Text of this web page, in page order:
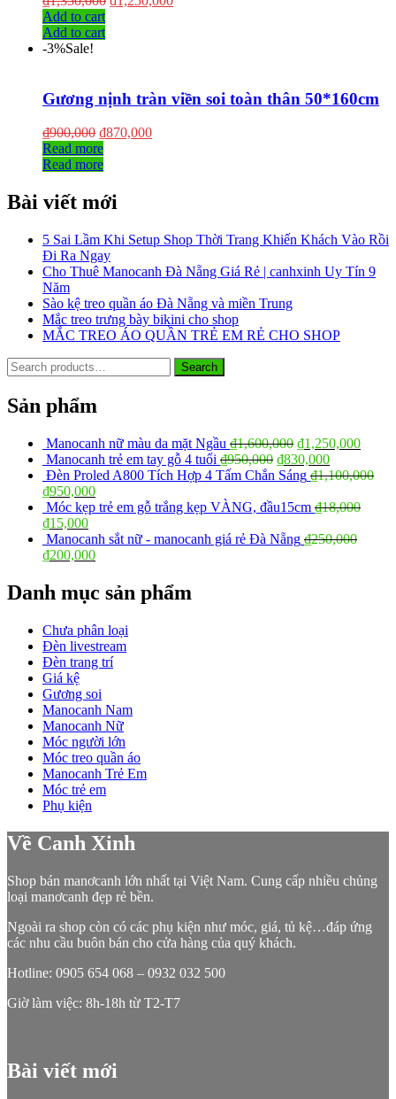
Add to cart
Add to cart
-3%Sale!
Gương nịnh tràn viền soi toàn thân 50*160cm
₫900,000 ₫870,000
Read more
Read more
Bài viết mới
5 Sai Lầm Khi Setup Shop Thời Trang Khiến Khách Vào Rồi
Đi Ra Ngay
Cho Thuê Manocanh Đà Nẵng Giá Rẻ | canhxinh Uy Tín 9
Năm
Sào kệ treo quần áo Đà Nẵng và miền Trung
Mắc treo trưng bày bikini cho shop
MẮC TREO ÁO QUẦN TRẺ EM RẺ CHO SHOP
Search
for:
Search
Sản phẩm
Manocanh nữ màu da mặt Ngầu ₫1,600,000 ₫1,250,000
Manocanh trẻ em tay gỗ 4 tuổi ₫950,000 ₫830,000
Đèn Proled A800 Tích Hợp 4 Tấm Chắn Sáng ₫1,100,000
₫950,000
Móc kẹp trẻ em gỗ trắng kẹp VÀNG, đầu15cm ₫18,000
₫15,000
Manocanh sắt nữ - manocanh giá rẻ Đà Nẵng ₫250,000
₫200,000
Danh mục sản phẩm
Chưa phân loại
Đèn livestream
Đèn trang trí
Giá kệ
Gương soi
Manocanh Nam
Manocanh Nữ
Móc người lớn
Móc treo quần áo
Manocanh Trẻ Em
Móc trẻ em
Phụ kiện
Về Canh Xinh
Shop bán manơcanh lớn nhất tại Việt Nam. Cung cấp nhiều chủng
loại manơcanh đẹp rẻ bền.
Ngoài ra shop còn có các phụ kiện như móc, giá, tủ kệ…đáp ứng
các nhu cầu buôn bán cho cửa hàng của quý khách.
Hotline: 0905 654 068 – 0932 032 500
Giờ làm việc: 8h-18h từ T2-T7
Bài viết mới